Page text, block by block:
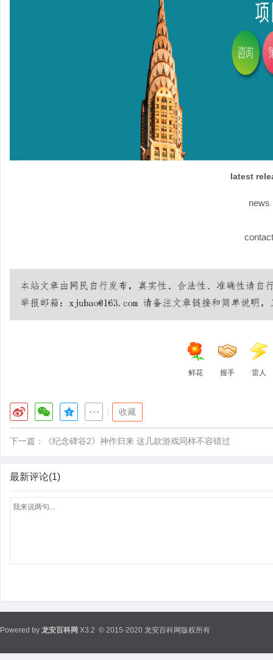
latest
news
contact
鲜花 握手 雷人
收藏
下一篇： 《纪念碑谷2》神作归来 这几款游戏同样不容错过
最新评论(1)
Powered by 龙安百科网 X3.2 © 2015-2020 龙安百科网版权所有